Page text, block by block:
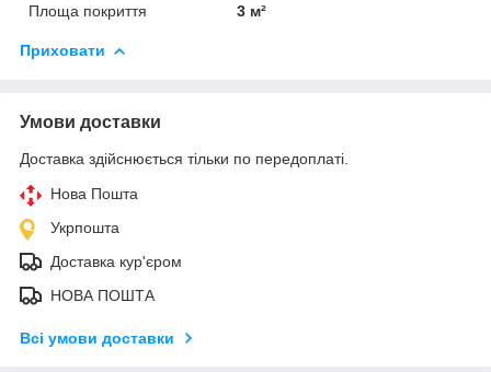
Площа покриття
3 м²
Приховати
Умови доставки
Доставка здійснюється тільки по передоплаті.
Нова Пошта
Укрпошта
Доставка кур'єром
НОВА ПОШТА
Всі умови доставки